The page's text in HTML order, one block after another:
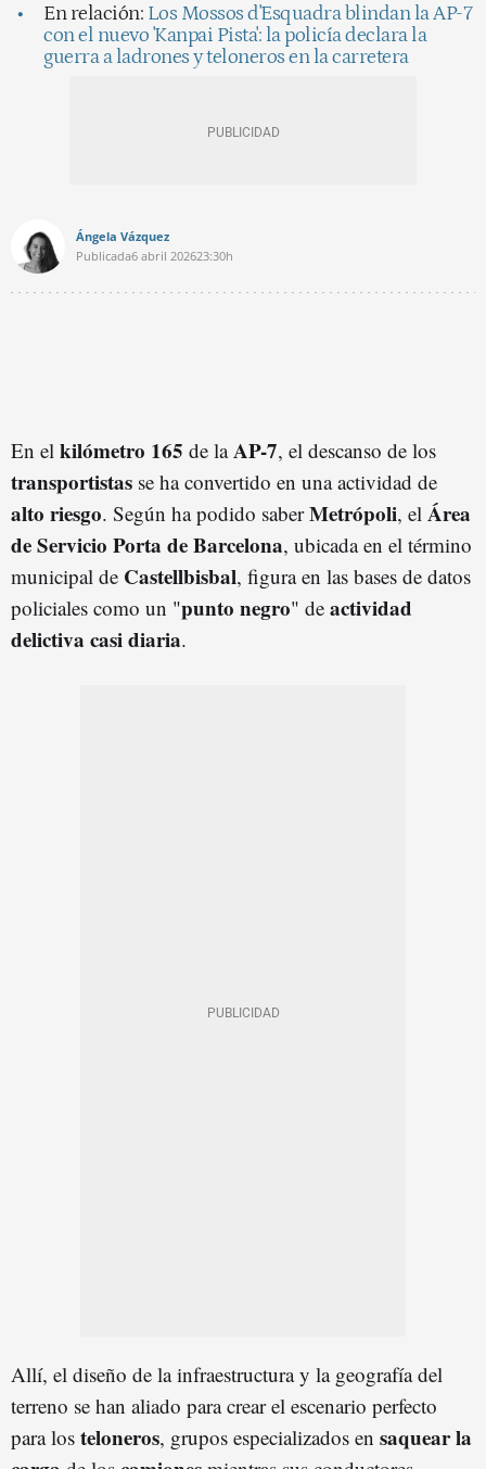
En relación: Los Mossos d'Esquadra blindan la AP-7
con el nuevo 'Kanpai Pista': la policía declara la
guerra a ladrones y teloneros en la carretera
Ángela Vázquez
Publicada6 abril 202623:30h
En el kilómetro 165 de laAP-7, el descanso de los
transportistas se ha convertido en una actividad de
alto riesgo. Según ha podido saberMetrópoli, el Área
de Servicio Porta de Barcelona, ubicada en el término
municipal de Castellbisbal, figura en las bases de datos
policiales como un "punto negro" de actividad
delictiva casi diaria.
Allí, el diseño de la infraestructura y la geografía del
terreno se han aliado para crear el escenario perfecto
para los teloneros, grupos especializados en saquear la